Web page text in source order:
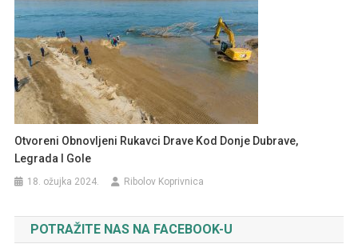
Otvoreni Obnovljeni Rukavci Drave Kod Donje Dubrave,
Legrada I Gole
18. ožujka 2024. Ribolov Koprivnica
POTRAŽITE NAS NA FACEBOOK-U